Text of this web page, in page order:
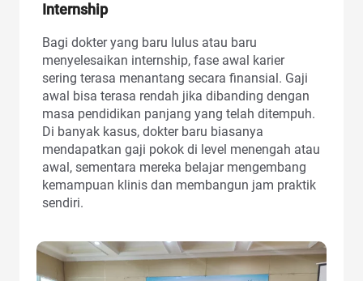
Internship
Bagi dokter yang baru lulus atau baru
menyelesaikan internship, fase awal karier
sering terasa menantang secara finansial. Gaji
awal bisa terasa rendah jika dibanding dengan
masa pendidikan panjang yang telah ditempuh.
Di banyak kasus, dokter baru biasanya
mendapatkan gaji pokok di level menengah atau
awal, sementara mereka belajar mengembang
kemampuan klinis dan membangun jam praktik
sendiri.